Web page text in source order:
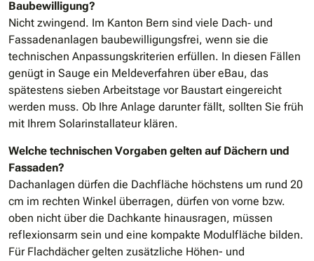
Baubewilligung?
Nicht zwingend. Im Kanton Bern sind viele Dach‐ und
Fassadenanlagen baubewilligungsfrei, wenn sie die
technischen Anpassungskriterien erfüllen. In diesen Fällen
genügt in Sauge ein Meldeverfahren über eBau, das
spätestens sieben Arbeitstage vor Baustart eingereicht
werden muss. Ob Ihre Anlage darunter fällt, sollten Sie früh
mit Ihrem Solarinstallateur klären.
Welche technischen Vorgaben gelten auf Dächern und
Fassaden?
Dachanlagen dürfen die Dachfläche höchstens um rund 20
cm im rechten Winkel überragen, dürfen von vorne bzw.
oben nicht über die Dachkante hinausragen, müssen
reflexionsarm sein und eine kompakte Modulfläche bilden.
Für Flachdächer gelten zusätzliche Höhen- und